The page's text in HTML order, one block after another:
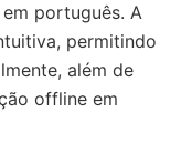
português. A
permitindo
além de
offline em